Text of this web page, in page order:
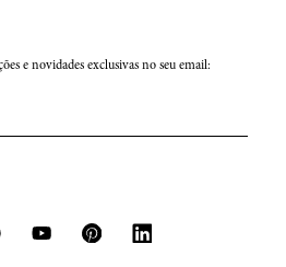
e novidades exclusivas no seu email: